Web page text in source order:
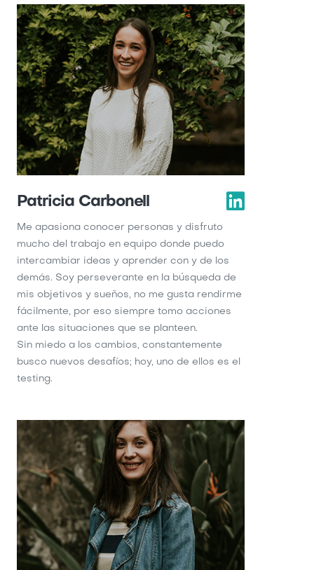
Patricia Carbonell
Me apasiona conocer personas y disfruto
mucho del trabajo en equipo donde puedo
intercambiar ideas y aprender con y de los
demás. Soy perseverante en la búsqueda de
mis objetivos y sueños, no me gusta rendirme
fácilmente, por eso siempre tomo acciones
ante las situaciones que se planteen.
Sin miedo a los cambios, constantemente
busco nuevos desafíos; hoy, uno de ellos es el
testing.